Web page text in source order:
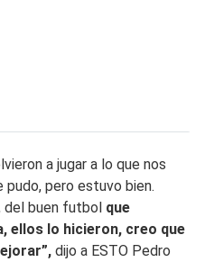
a jugar a lo que nos
pudo, pero estuvo bien.
del buen futbol que
ellos lo hicieron, creo que
dijo a ESTO Pedro